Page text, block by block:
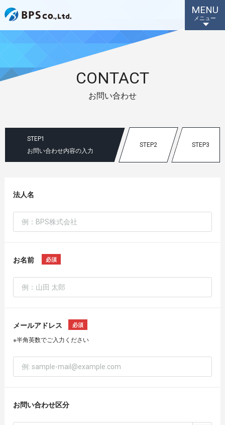
MENU
メニュー
CONTACT
お問い合わせ
STEP1
お問い合わせ内容の入力
STEP2 STEP3
法人名
お名前
メールアドレス
半角英数でご入力ください
お問い合わせ区分